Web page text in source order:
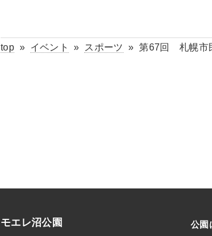
top» イベント » スポーツ »第67回 札幌市
モエレ沼公園 公園